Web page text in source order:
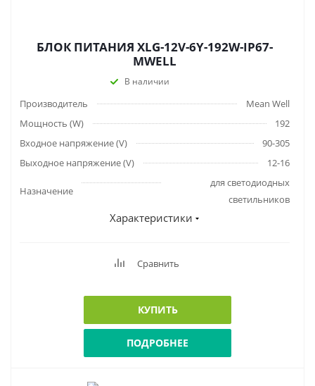
БЛОК ПИТАНИЯ XLG-12V-6Y-192W-IP67-
MWELL
В наличии
Производитель
Mean Well
Мощность (W)
192
Входное напряжение (V)
90-305
Выходное напряжение (V)
12-16
Назначение
для светодиодных
светильников
Характеристики
Сравнить
КУПИТЬ
ПОДРОБНЕЕ